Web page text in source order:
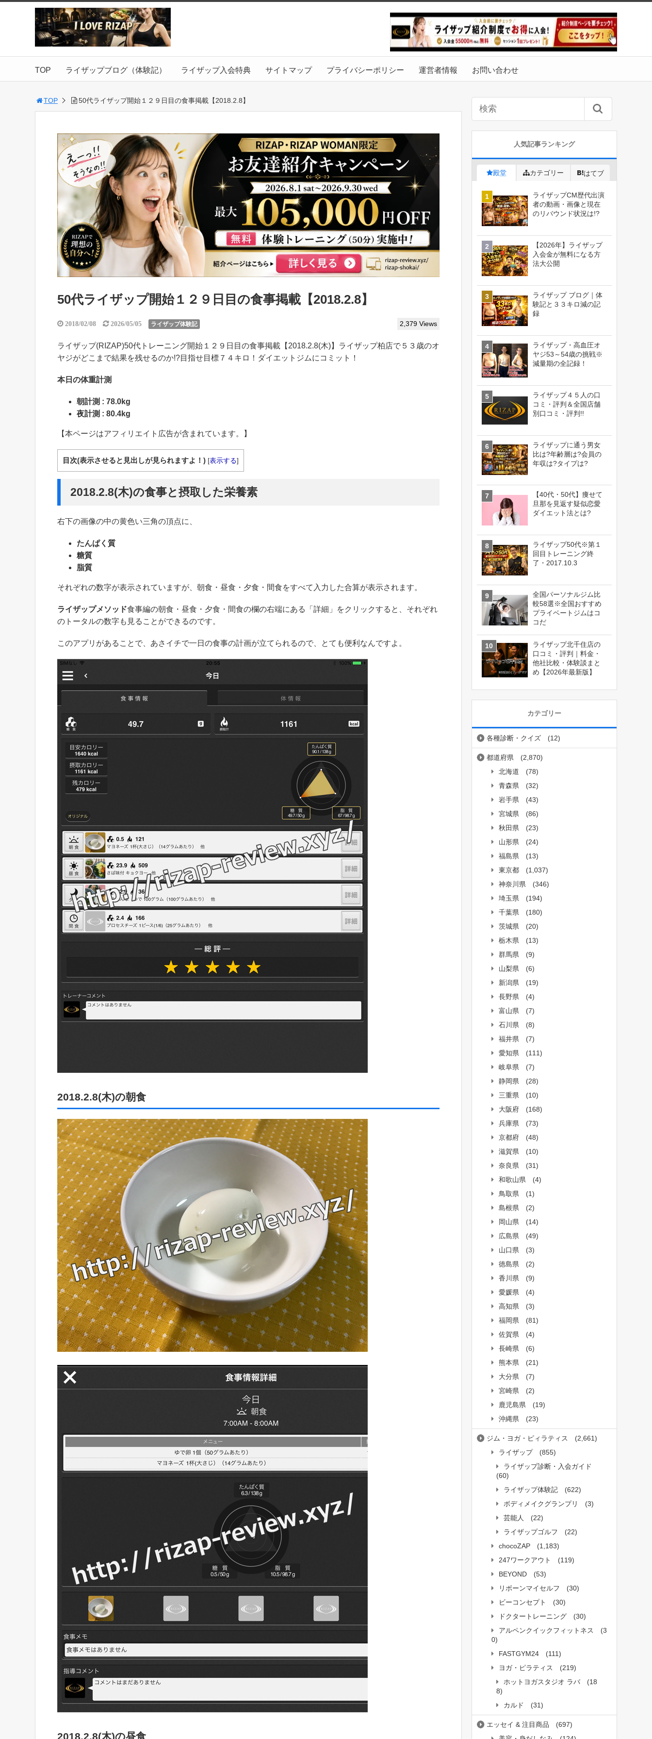
TOP ライザップブログ（体験記） ライザップ入会特典 サイトマップ プライバシーポリシー 運営者情報 お問い合わせ
TOP 50代ライザップ開始１２９日目の食事掲載【2018.2.8】
50代ライザップ開始１２９日目の食事掲載【2018.2.8】
2018/02/08 2026/05/05 ライザップ体験記 2,379 Views
ライザップ(RIZAP)50代トレーニング開始１２９日目の食事掲載【2018.2.8(木)】ライザップ柏店で５３歳のオ
ヤジがどこまで結果を残せるのか!?目指せ目標７４キロ！ダイエットジムにコミット！
本日の体重計測
朝計測 : 78.0kg
夜計測 : 80.4kg
【本ページはアフィリエイト広告が含まれています。】
目次(表示させると見出しが見られますよ！) [表示する]
2018.2.8(木)の食事と摂取した栄養素
右下の画像の中の黄色い三角の頂点に、
たんぱく質
糖質
脂質
それぞれの数字が表示されていますが、朝食・昼食・夕食・間食をすべて入力した合算が表示されます。
ライザップメソッド食事編の朝食・昼食・夕食・間食の欄の右端にある「詳細」をクリックすると、それぞれ
のトータルの数字も見ることができるのです。
このアプリがあることで、あさイチで一日の食事の計画が立てられるので、とても便利なんですよ。
2018.2.8(木)の朝食
2018.2.8(木)の昼食
人気記事ランキング
殿堂 カテゴリー はてブ
ライザップCM歴代出演
者の動画・画像と現在
のリバウンド状況は!?
【2026年】ライザップ
入会金が無料になる方
法大公開
ライザップ ブログ｜体
験記と３３キロ減の記
録
ライザップ・高血圧オ
ヤジ53～54歳の挑戦※
減量期の全記録！
ライザップ４５人の口
コミ・評判＆全国店舗
別口コミ・評判!!
ライザップに通う男女
比は?年齢層は?会員の
年収は?タイプは?
【40代・50代】痩せて
旦那を見返す疑似恋愛
ダイエット法とは?
ライザップ50代※第１
回目トレーニング終
了・2017.10.3
全国パーソナルジム比
較58選※全国おすすめ
プライベートジムはコ
コだ
ライザップ北千住店の
口コミ・評判｜料金・
他社比較・体験談まと
め【2026年最新版】
カテゴリー
各種診断・クイズ (12)
都道府県
(2,870)
北海道
(78)
青森県
(32)
岩手県
(43)
宮城県
(86)
秋田県
(23)
山形県
(24)
福島県
(13)
東京都
(1,037)
神奈川県
(346)
埼玉県
(194)
千葉県
(180)
茨城県
(20)
栃木県
(13)
群馬県
(9)
山梨県
(6)
新潟県
(19)
長野県
(4)
富山県
(7)
石川県
(8)
福井県
(7)
愛知県
(111)
岐阜県
(7)
静岡県
(28)
三重県
(10)
大阪府
(168)
兵庫県
(73)
京都府
(48)
滋賀県
(10)
奈良県
(31)
和歌山県
(4)
鳥取県
(1)
島根県
(2)
岡山県
(14)
広島県
(49)
山口県
(3)
徳島県
(2)
香川県
(9)
愛媛県
(4)
高知県
(3)
福岡県
(81)
佐賀県
(4)
長崎県
(6)
熊本県
(21)
大分県
(7)
宮崎県
(2)
鹿児島県
(19)
沖縄県
(23)
ジム・ヨガ・ピィラティス
(2,661)
ライザップ
(855)
ライザップ診断・入会ガイド
(60)
ライザップ体験記
(622)
ボディメイクグランプリ
(3)
芸能人
(22)
ライザップゴルフ
(22)
chocoZAP
(1,183)
247ワークアウト
(119)
BEYOND
(53)
リボーンマイセルフ
(30)
ビーコンセプト
(30)
ドクタートレーニング
(30)
アルペンクイックフィットネス
(3
0)
FASTGYM24
(111)
ヨガ・ピラティス
(219)
ホットヨガスタジオ ラバ
(18
8)
カルド
(31)
エッセイ & 注目商品
(697)